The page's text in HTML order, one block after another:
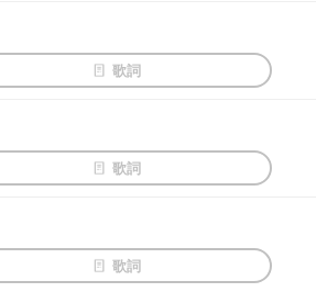
歌詞
歌詞
歌詞